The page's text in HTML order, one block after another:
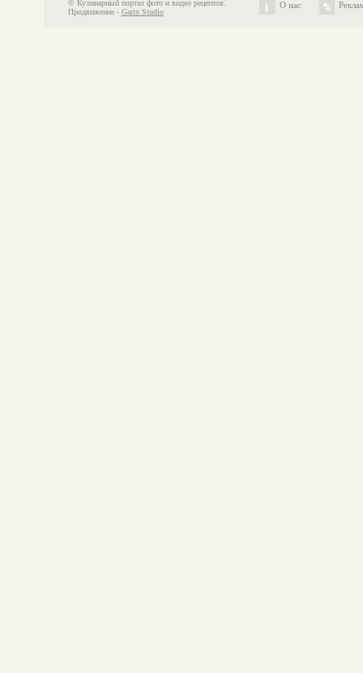
© Кулинарный портал фото и видео рецептов.
Продвижение - Garin Studio
О нас